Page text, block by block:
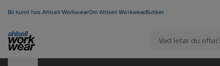
Bli kund hos Ahlsell WorkwearOm Ahlsell WorkwearButiker